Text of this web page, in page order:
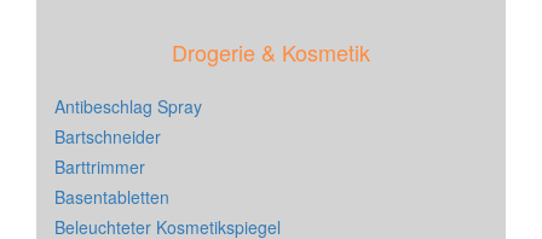
Drogerie & Kosmetik
Antibeschlag Spray
Bartschneider
Barttrimmer
Basentabletten
Beleuchteter Kosmetikspiegel